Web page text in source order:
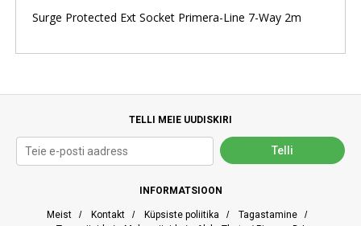
Surge Protected Ext Socket Primera-Line 7-Way 2m
TELLI MEIE UUDISKIRI
INFORMATSIOON
Meist / Kontakt / Küpsiste poliitika / Tagastamine /